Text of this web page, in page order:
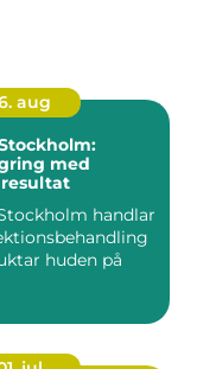
aug
med
handlar
huden på